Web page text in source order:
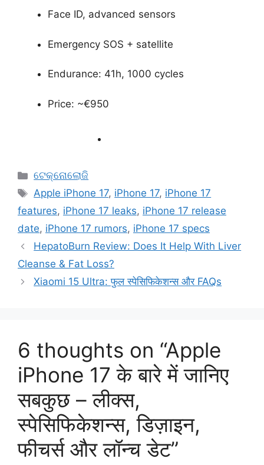
Face ID, advanced sensors
Emergency SOS + satellite
Endurance: 41h, 1000 cycles
Price: ~€950
ଟେକ୍ନୋଲୋଜି
Apple iPhone 17, iPhone 17, iPhone 17
features, iPhone 17 leaks, iPhone 17 release
date, iPhone 17 rumors, iPhone 17 specs
HepatoBurn Review: Does It Help With Liver
Cleanse & Fat Loss?
Xiaomi 15 Ultra: फुल स्पेसिफिकेशन्स और FAQs
6 thoughts on “Apple
iPhone 17 के बारे में जानिए
सबकुछ – लीक्स,
स्पेसिफिकेशन्स, डिज़ाइन,
फीचर्स और लॉन्च डेट”